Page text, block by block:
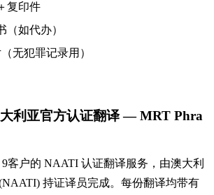
复印件
（如代办）
无犯罪记录用）
利亚官方认证翻译 — MRT Phra
9客户的 NAATI 认证翻译服务，由澳大利
持证译员完成。每份翻译均带有